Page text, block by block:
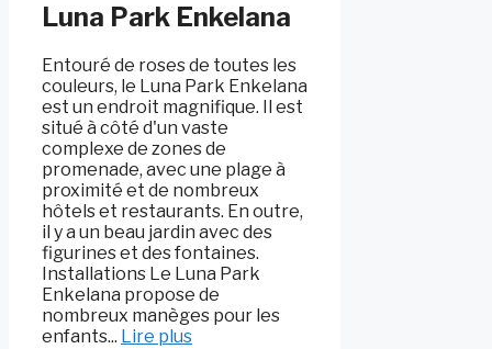
Luna Park Enkelana
Entouré de roses de toutes les
couleurs, le Luna Park Enkelana
est un endroit magnifique. Il est
situé à côté d'un vaste
complexe de zones de
promenade, avec une plage à
proximité et de nombreux
hôtels et restaurants. En outre,
il y a un beau jardin avec des
figurines et des fontaines.
Installations Le Luna Park
Enkelana propose de
nombreux manèges pour les
enfants... Lire plus